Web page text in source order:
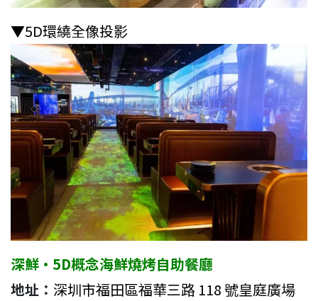
▼5D環繞全像投影
深鮮·5D概念海鮮燒烤自助餐廳
地址： 深圳市福田區福華三路 118 號皇庭廣場